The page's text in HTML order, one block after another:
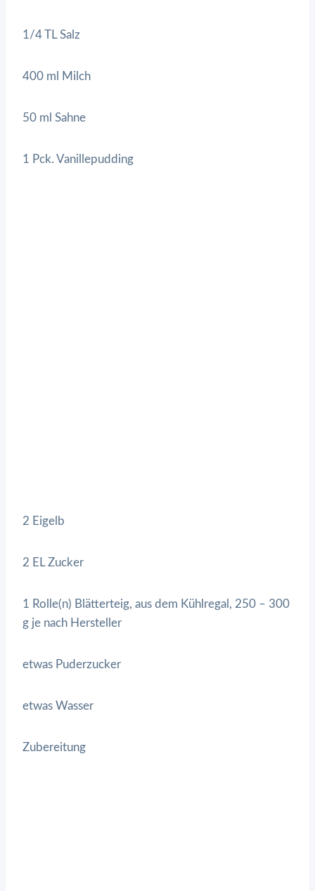
1/4 TL Salz
400 ml Milch
50 ml Sahne
1 Pck. Vanillepudding
2 Eigelb
2 EL Zucker
1 Rolle(n) Blätterteig, aus dem Kühlregal, 250 – 300
g je nach Hersteller
etwas Puderzucker
etwas Wasser
Zubereitung